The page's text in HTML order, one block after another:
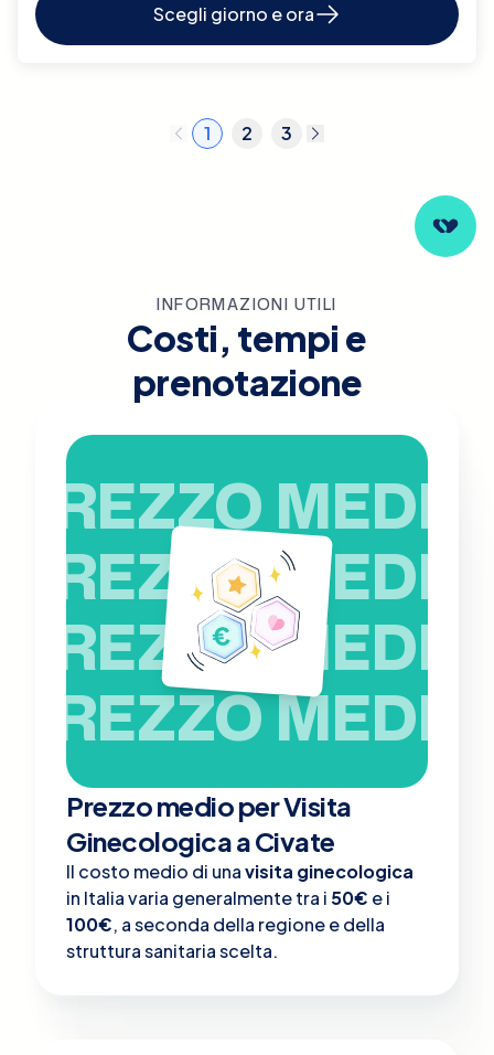
Scegli giorno e ora
1 2 3
INFORMAZIONI UTILI
Costi, tempi e
prenotazione
PREZZO MEDIO
PREZZO MEDIO
PREZZO MEDIO
PREZZO MEDIO
Prezzo medio per Visita
Ginecologica a Civate
Il costo medio di unavisita ginecologica
in Italia varia generalmente tra i 50€ e i
100€, a seconda della regione e della
struttura sanitaria scelta.